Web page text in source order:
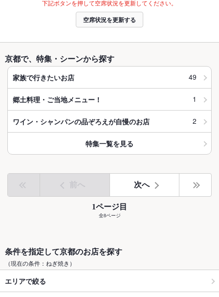
下記ボタンを押して空席状況を更新してください。
空席状況を更新する
京都で、特集・シーンから探す
家族で行きたいお店 49
郷土料理・ご当地メニュー！ 1
ワイン・シャンパンの品ぞろえが自慢のお店 2
特集一覧を見る
前へ 次へ
1ページ目
全8ページ
条件を指定して京都のお店を探す
（現在の条件：ねぎ焼き）
エリアで絞る